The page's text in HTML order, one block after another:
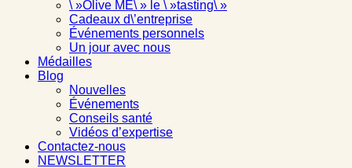
\ »Olive ME\ » le \ »tasting\ »
Cadeaux d\’entreprise
Événements personnels
Un jour avec nous
Médailles
Blog
Nouvelles
Événements
Conseils santé
Vidéos d’expertise
Contactez-nous
NEWSLETTER